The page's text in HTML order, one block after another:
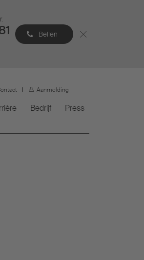
Bellen
Aanmelding
Bedrijf Press